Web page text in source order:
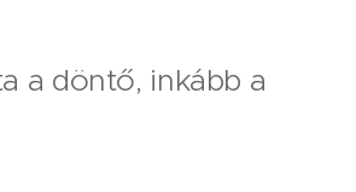
a döntő, inkább a